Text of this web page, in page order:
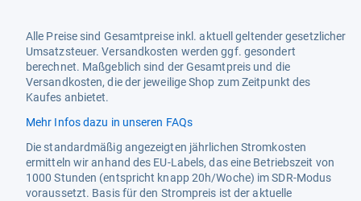
Alle Preise sind Gesamtpreise inkl. aktuell geltender gesetzlicher
Umsatzsteuer. Versandkosten werden ggf. gesondert
berechnet. Maßgeblich sind der Gesamtpreis und die
Versandkosten, die der jeweilige Shop zum Zeitpunkt des
Kaufes anbietet.
Mehr Infos dazu in unseren FAQs
Die standardmäßig angezeigten jährlichen Stromkosten
ermitteln wir anhand des EU-Labels, das eine Betriebszeit von
1000 Stunden (entspricht knapp 20h/Woche) im SDR-Modus
voraussetzt. Basis für den Strompreis ist der aktuelle